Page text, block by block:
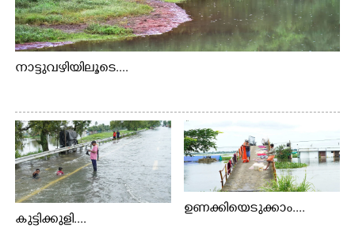
നാട്ടുവഴിയിലൂടെ....
കുട്ടിക്കുളി....
ഉണക്കിയെടുക്കാം....